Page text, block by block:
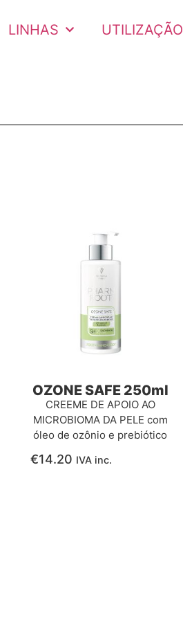
LINHAS UTILIZAÇÃO
OZONE SAFE 250ml
CREEME DE APOIO AO
MICROBIOMA DA PELE com
óleo de ozônio e prebiótico
€14.20 IVA inc.